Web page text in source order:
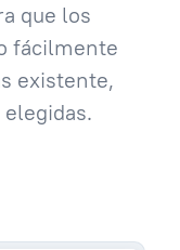
que los
fácilmente
existente,